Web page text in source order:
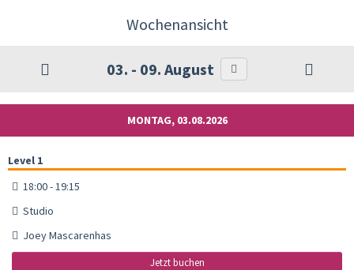
Wochenansicht
03. - 09. August
MONTAG, 03.08.2026
Level 1
18:00 - 19:15
Studio
Joey Mascarenhas
Jetzt buchen